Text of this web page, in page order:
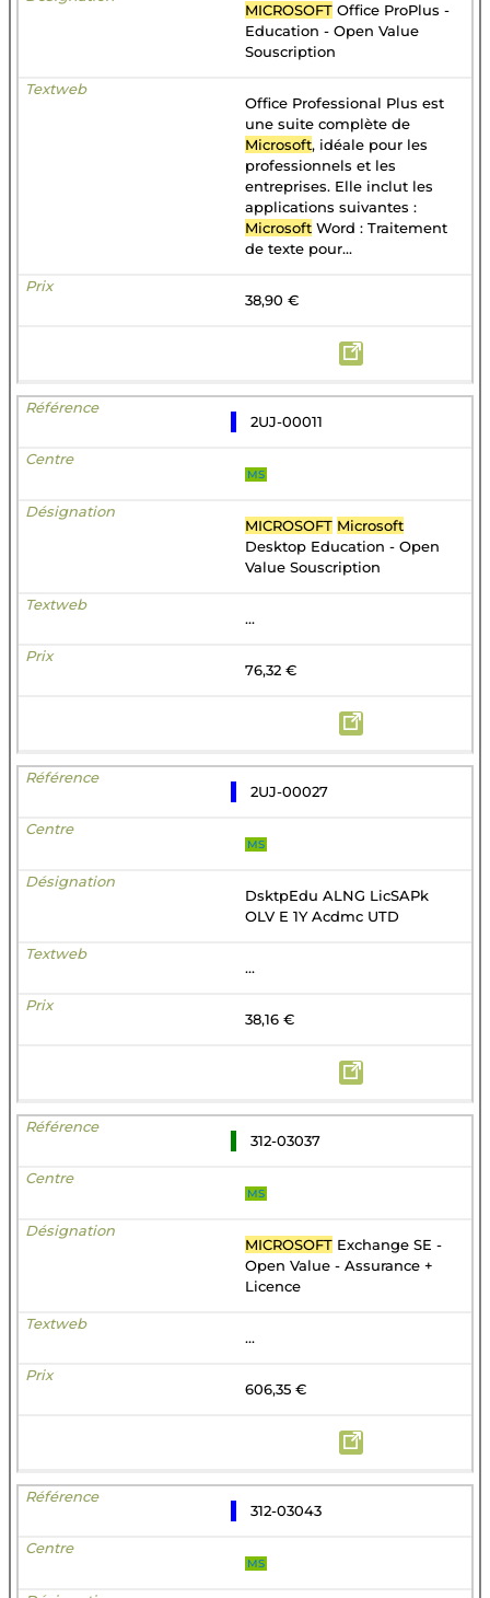
MICROSOFT Office ProPlus -
Education - Open Value
Souscription
Office Professional Plus est
une suite complète de
Microsoft, idéale pour les
professionnels et les
entreprises. Elle inclut les
applications suivantes :
Microsoft Word : Traitement
de texte pour...
38,90 €
2UJ-00011
MS
MICROSOFT Microsoft
Desktop Education - Open
Value Souscription
...
76,32 €
2UJ-00027
MS
DsktpEdu ALNG LicSAPk
OLV E 1Y Acdmc UTD
...
38,16 €
312-03037
MS
MICROSOFT Exchange SE -
Open Value - Assurance +
Licence
...
606,35 €
312-03043
MS